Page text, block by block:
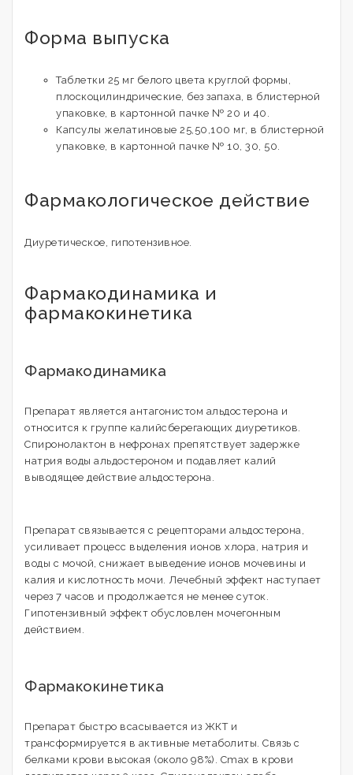
Форма выпуска
Таблетки 25 мг белого цвета круглой формы,
плоскоцилиндрические, без запаха, в блистерной
упаковке, в картонной пачке № 20 и 40.
Капсулы желатиновые 25,50,100 мг, в блистерной
упаковке, в картонной пачке № 10, 30, 50.
Фармакологическое действие
Диуретическое, гипотензивное.
Фармакодинамика и
фармакокинетика
Фармакодинамика
Препарат является антагонистом альдостерона и
относится к группе калийсберегающих диуретиков.
Спиронолактон в нефронах препятствует задержке
натрия воды альдостероном и подавляет калий
выводящее действие альдостерона.
Препарат связывается с рецепторами альдостерона,
усиливает процесс выделения ионов хлора, натрия и
воды с мочой, снижает выведение ионов мочевины и
калия и кислотность мочи. Лечебный эффект наступает
через 7 часов и продолжается не менее суток.
Гипотензивный эффект обусловлен мочегонным
действием.
Фармакокинетика
Препарат быстро всасывается из ЖКТ и
трансформируется в активные метаболиты. Связь с
белками крови высокая (около 98%). Сmах в крови